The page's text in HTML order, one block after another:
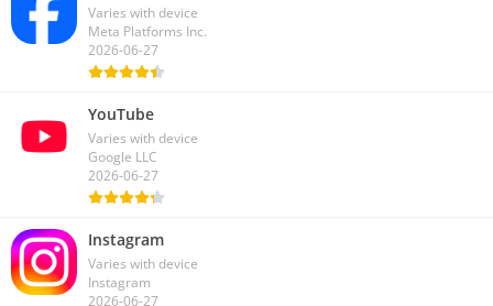
Varies with device
Meta Platforms Inc.
2026-06-27
YouTube
Varies with device
Google LLC
2026-06-27
Instagram
Varies with device
Instagram
2026-06-27